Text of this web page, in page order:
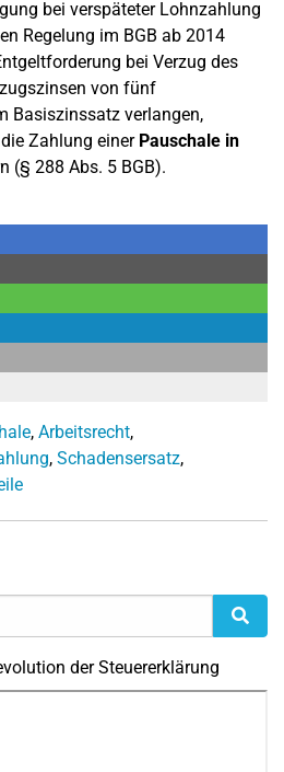
bei verspäteter Lohnzahlung
Regelung im BGB ab 2014
bei Verzug des
von fünf
Basiszinssatz verlangen,
Zahlung einerPauschale in
(§ 288 Abs. 5 BGB).
, Arbeitsrecht,
, Schadensersatz,
der Steuererklärung